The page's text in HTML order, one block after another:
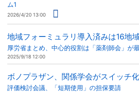
ム1
2026/4/20 13:00
地域フォーミュラリ導入済みは16地
厚労省まとめ、中心的役割は「薬剤師会」が
2025/9/18 12:00
ボノプラザン、関係学会がスイッチ化
評価検討会議、「短期使用」の担保要請